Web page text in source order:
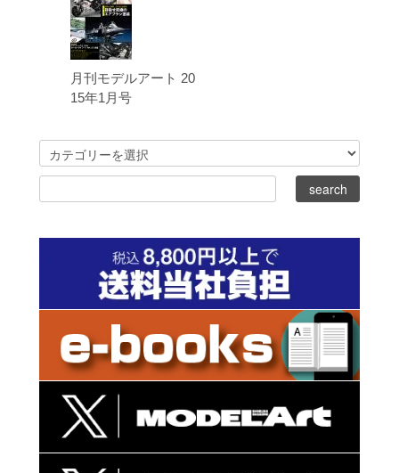
月刊モデルアート 20
15年1月号